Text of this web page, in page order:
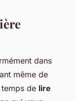
dans
même de
de lire